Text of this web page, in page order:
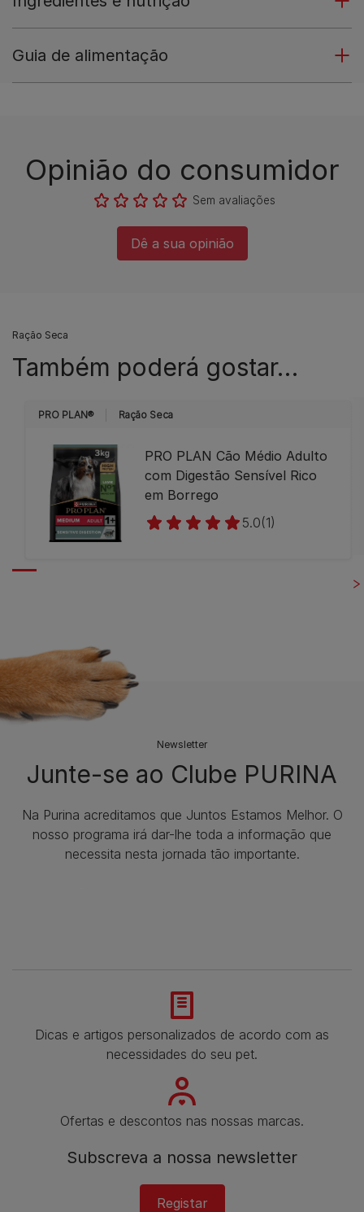
Guia de alimentação
Opinião do consumidor​
Sem avaliações​
Dê a sua opinião​
Ração Seca
Também poderá gostar…
PRO PLAN® Ração Seca
PRO PLAN Cão Médio Adulto
com Digestão Sensível Rico
em Borrego
5.0(1)
Newsletter
Junte-se ao Clube PURINA
Na Purina acreditamos que Juntos Estamos Melhor. O
nosso programa irá dar-lhe toda a informação que
necessita nesta jornada tão importante.
Dicas e artigos personalizados de acordo com as
necessidades do seu pet.
Ofertas e descontos nas nossas marcas.
Subscreva a nossa newsletter​
Registar